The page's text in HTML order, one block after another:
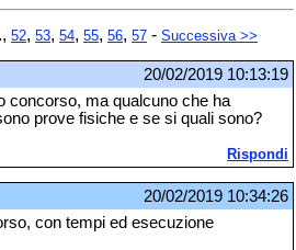
52, 53, 54, 55, 56, 57 - Successiva >>
20/02/2019 10:13:19
concorso, ma qualcuno che ha
prove fisiche e se si quali sono?
Rispondi
20/02/2019 10:34:26
con tempi ed esecuzione